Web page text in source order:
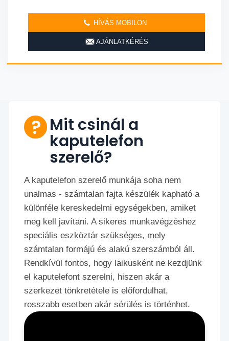
HÍVÁS MOBILON
AJÁNLATKÉRÉS
Mit csinál a
kaputelefon
szerelő?
A kaputelefon szerelő munkája soha nem
unalmas - számtalan fajta készülék kapható a
különféle kereskedelmi egységekben, amiket
meg kell javítani. A sikeres munkavégzéshez
speciális eszköztár szükséges, mely
számtalan formájú és alakú szerszámból áll.
Rendkívül fontos, hogy laikusként ne kezdjünk
el kaputelefont szerelni, hiszen akár a
szerkezet tönkretétele is előfordulhat,
rosszabb esetben akár sérülés is történhet.